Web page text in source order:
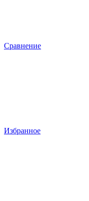
Сравнение
Избранное